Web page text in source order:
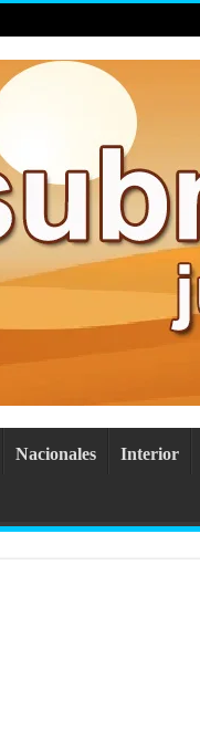
Nacionales Interior